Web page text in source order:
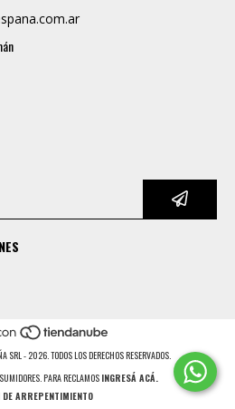
SRL - 2026. TODOS LOS DERECHOS RESERVADOS.
PARA RECLAMOS INGRESÁ ACÁ.
DE ARREPENTIMIENTO